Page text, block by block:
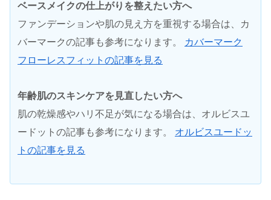
ベースメイクの仕上がりを整えたい方へ
ファンデーションや肌の見え方を重視する場合は、カ
バーマークの記事も参考になります。
カバーマーク
フローレスフィットの記事を見る
年齢肌のスキンケアを見直したい方へ
肌の乾燥感やハリ不足が気になる場合は、オルビスユ
ードットの記事も参考になります。 オルビスユードッ
トの記事を見る